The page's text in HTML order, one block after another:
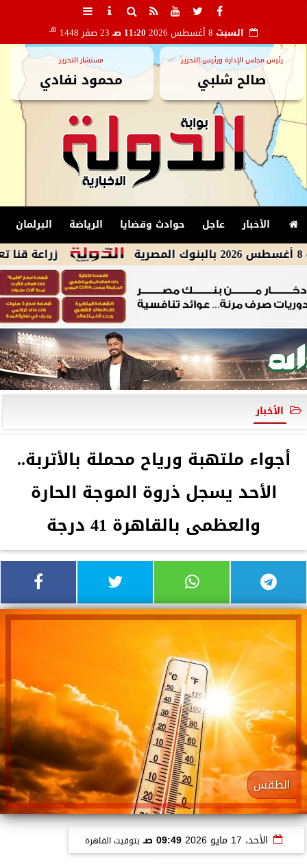
السبت 11:20 صـ 23 صفر 1448 هـ
رئيس مجلس الإدارة ورئيس التحرير
صالح شلبي
مستشار التحرير
محمود نفادي
الأخبار عاجل حوادث وقضايا الرياضة البرلمان
زراعة قنا تعلن خطة
الأخبار
أجواء ملتهبة ورياح محملة بالأتربة..
الأحد يسجل ذروة الموجة الحارة
والعظمى بالقاهرة 41 درجة
الطقس
الأحد، 17 مايو 2026 09:49 صـ بتوقيت القاهرة